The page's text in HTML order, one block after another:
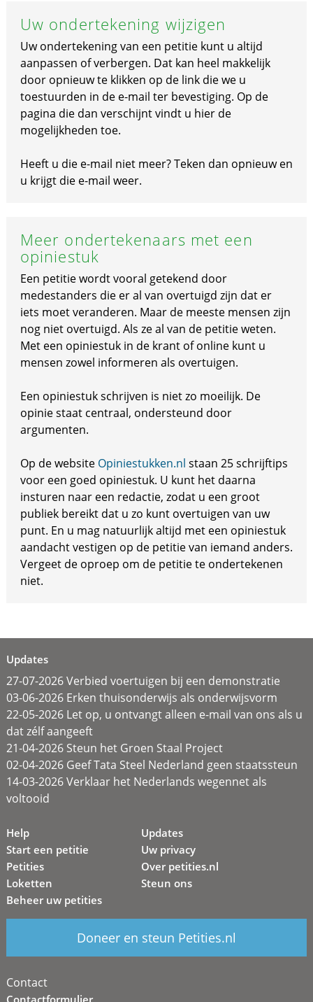
Uw ondertekening wijzigen
Uw ondertekening van een petitie kunt u altijd
aanpassen of verbergen. Dat kan heel makkelijk
door opnieuw te klikken op de link die we u
toestuurden in de e-mail ter bevestiging. Op de
pagina die dan verschijnt vindt u hier de
mogelijkheden toe.
Heeft u die e-mail niet meer? Teken dan opnieuw en
u krijgt die e-mail weer.
Meer ondertekenaars met een
opiniestuk
Een petitie wordt vooral getekend door
medestanders die er al van overtuigd zijn dat er
iets moet veranderen. Maar de meeste mensen zijn
nog niet overtuigd. Als ze al van de petitie weten.
Met een opiniestuk in de krant of online kunt u
mensen zowel informeren als overtuigen.
Een opiniestuk schrijven is niet zo moeilijk. De
opinie staat centraal, ondersteund door
argumenten.
Op de website Opiniestukken.nl staan 25 schrijftips
voor een goed opiniestuk. U kunt het daarna
insturen naar een redactie, zodat u een groot
publiek bereikt dat u zo kunt overtuigen van uw
punt. En u mag natuurlijk altijd met een opiniestuk
aandacht vestigen op de petitie van iemand anders.
Vergeet de oproep om de petitie te ondertekenen
niet.
Updates
27-07-2026 Verbied voertuigen bij een demonstratie
03-06-2026 Erken thuisonderwijs als onderwijsvorm
22-05-2026 Let op, u ontvangt alleen e-mail van ons als u
dat zélf aangeeft
21-04-2026 Steun het Groen Staal Project
02-04-2026 Geef Tata Steel Nederland geen staatssteun
14-03-2026 Verklaar het Nederlands wegennet als
voltooid
Help
Start een petitie
Petities
Loketten
Beheer uw petities
Updates
Uw privacy
Over petities.nl
Steun ons
Doneer en steun Petities.nl
Contact
Contactformulier